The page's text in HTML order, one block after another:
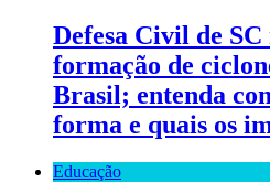
Defesa Civil de
formação de
Brasil; entenda
forma e quais os
Educação